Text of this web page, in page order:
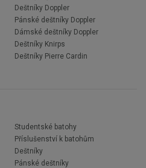
Deštníky Doppler
Pánské deštníky Doppler
Dámské deštníky Doppler
Deštníky Knirps
Deštníky Pierre Cardin
Studentské batohy
Příslušenství k batohům
Deštníky
Pánské deštníky